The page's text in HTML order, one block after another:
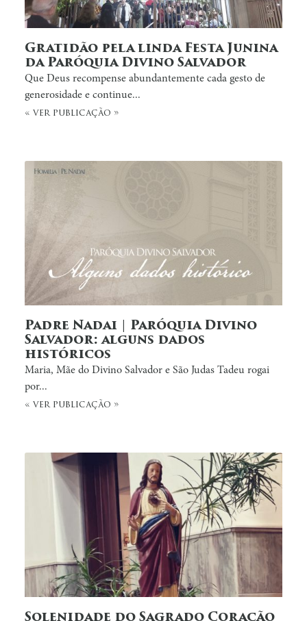
Gratidão pela linda Festa Junina
da Paróquia Divino Salvador
Que Deus recompense abundantemente cada gesto de
generosidade e continue...
« ver publicação »
Padre Nadai | Paróquia Divino
Salvador: alguns dados
históricos
Maria, Mãe do Divino Salvador e São Judas Tadeu rogai
por...
« ver publicação »
Solenidade do Sagrado Coração